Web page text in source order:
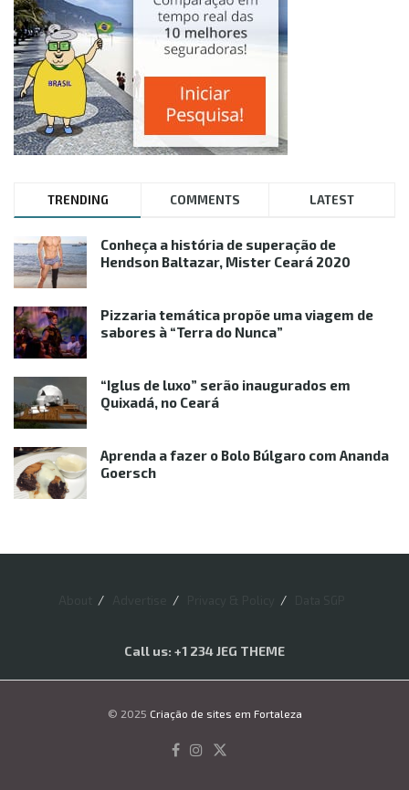
TRENDING COMMENTS LATEST
Conheça a história de superação de
Hendson Baltazar, Mister Ceará 2020
Pizzaria temática propõe uma viagem de
sabores à “Terra do Nunca”
“Iglus de luxo” serão inaugurados em
Quixadá, no Ceará
Aprenda a fazer o Bolo Búlgaro com Ananda
Goersch
Call us: +1 234 JEG THEME
© 2025 Criação de sites em Fortaleza